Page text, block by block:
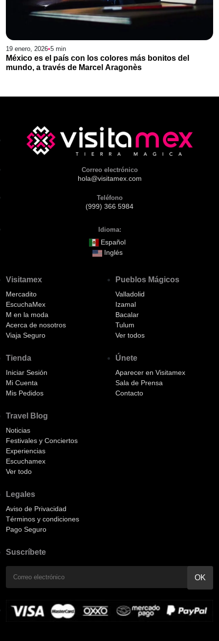
19 enero, 2026•5 min
México es el país con los colores más bonitos del
mundo, a través de Marcel Aragonès
Correo electrónico
hola@visitamex.com
Teléfono
(999) 366 5984
Idioma:
Español
Inglés
Visitamex
Mercadito
EscuchaMex
M en la moda
Acerca de nosotros
Viaja Seguro
Tienda
Iniciar Sesión
Mi Cuenta
Mis Pedidos
Pueblos Mágicos
Valladolid
Izamal
Bacalar
Tulum
Ver todos
Únete
Aparecer en Visitamex
Sala de Prensa
Contacto
Travel Blog
Noticias
Festivales y Conciertos
Experiencias
Escuchamex
Ver todo
Legales
Aviso de Privacidad
Términos y condiciones
Pago Seguro
Suscríbete